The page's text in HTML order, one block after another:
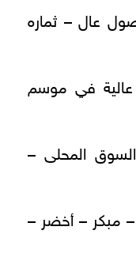
عال – ثماره
عالية في موسم
المحلى –
مبكر – أخضر –